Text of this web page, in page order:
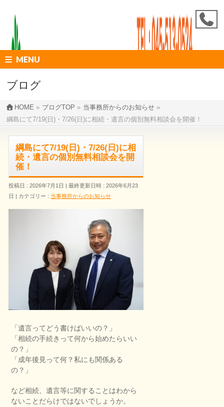
MENU
ブログ
HOME » ブログTOP » 当事務所からのお知らせ »
綱島にて7/19(日)・7/26(日)に相続・遺言の個別無料相談会を開催！
綱島にて7/19(日)・7/26(日)に相
続・遺言の個別無料相談会を開
催！
投稿日 : 2026年7月1日
最終更新日時 : 2026年6月23
日
カテゴリー : 当事務所からのお知らせ
「遺言ってどう書けばいいの？」
「相続の手続きって何から始めたらいい
の？」
「成年後見って何？私にも関係ある
の？」
など相続、遺言等に関することはわから
ないことだらけではないでしょうか。